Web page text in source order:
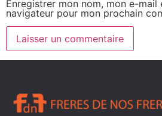
Enregistrer mon nom, mon e-mail
navigateur pour mon prochain